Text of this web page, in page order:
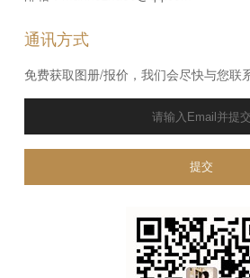
通讯方式
免费获取图册/报价，我们会尽快与您联
提交